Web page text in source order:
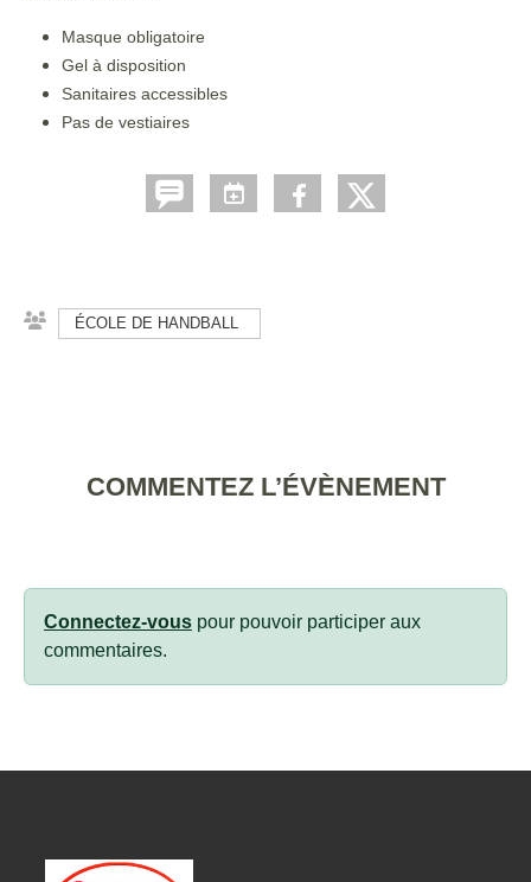
Masque obligatoire
Gel à disposition
Sanitaires accessibles
Pas de vestiaires
ÉCOLE DE HANDBALL
COMMENTEZ L’ÉVÈNEMENT
Connectez-vous pour pouvoir participer aux
commentaires.